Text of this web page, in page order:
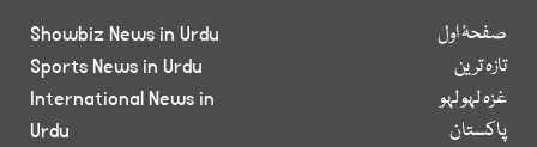
صفحۂ اول
تازہ ترین
غزہ لہو لہو
پاکستان
Showbiz News in Urdu
Sports News in Urdu
International News in
Urdu